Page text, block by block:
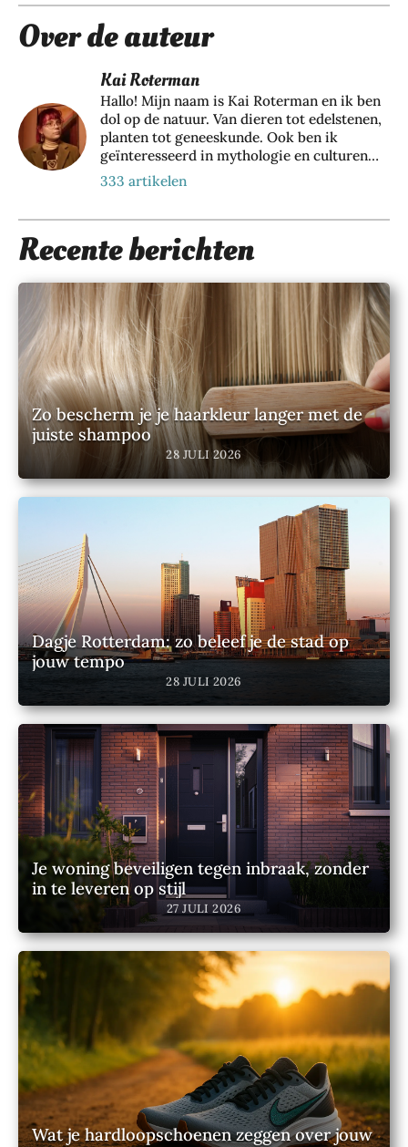
Over de auteur
Kai Roterman
Hallo! Mijn naam is Kai Roterman en ik ben
dol op de natuur. Van dieren tot edelstenen,
planten tot geneeskunde. Ook ben ik
geïnteresseerd in mythologie en culturen
van over de hele wereld. Ik schrijf graag
over al mijn bevindingen en deel mijn kennis
nieuwsgierig naar hoe magisch onze planeet
is? Dan ben je hier aan het juiste adres!
333 artikelen
Recente berichten
Zo bescherm je je haarkleur langer met de
juiste shampoo
28 JULI 2026
Dagje Rotterdam: zo beleef je de stad op
jouw tempo
28 JULI 2026
Je woning beveiligen tegen inbraak, zonder
in te leveren op stijl
27 JULI 2026
Wat je hardloopschoenen zeggen over jouw